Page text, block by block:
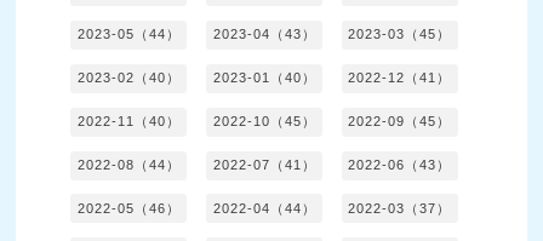
2023-05（44） 2023-04（43） 2023-03（45）
2023-02（40） 2023-01（40） 2022-12（41）
2022-11（40） 2022-10（45） 2022-09（45）
2022-08（44） 2022-07（41） 2022-06（43）
2022-05（46） 2022-04（44） 2022-03（37）